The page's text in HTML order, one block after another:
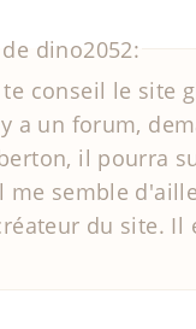
dino2052:
conseil le site
a un forum,
il pourra
me semble
du site. Il